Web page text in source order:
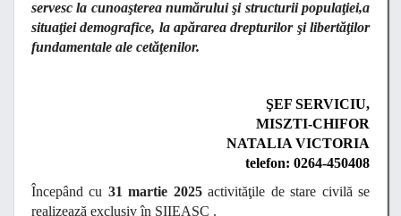
servesc la cunoaşterea numărului şi structurii populaţiei,a
situaţiei demografice, la apărarea drepturilor şi libertăţilor
fundamentale ale cetăţenilor.
ŞEF SERVICIU,
MISZTI-CHIFOR
NATALIA VICTORIA
telefon: 0264-450408
Începând cu 31 martie 2025activităţile de stare civilă se
realizează exclusiv în SIIEASC .